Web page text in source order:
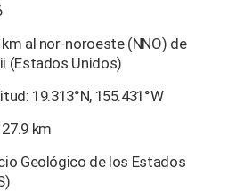
al nor-noroeste (NNO) de
(Estados Unidos)
19.313°N, 155.431°W
km
Geológico de los Estados